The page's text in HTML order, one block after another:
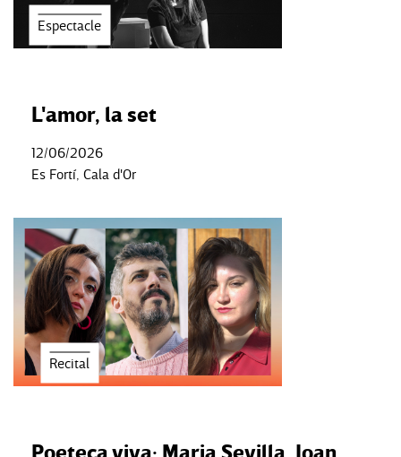
Espectacle
L'amor, la set
12/06/2026
Es Fortí, Cala d'Or
Recital